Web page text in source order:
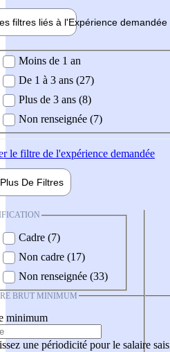
filtres liés à l'Expérience demandée
demandée
Moins de 1 an
De 1 à 3 ans (27)
Plus de 3 ans (8)
Non renseignée (7)
le filtre de l'expérience demandée
Plus De Filtres
Cadre (7)
Non cadre (17)
Non renseignée (33)
BRUT MINIMUM
minimum
une périodicité pour le salaire